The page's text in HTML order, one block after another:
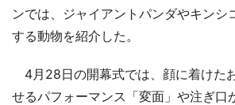
ンでは、ジャイアントパンダやキンシ
する動物を紹介した。
4月28日の開幕式では、顔に着けた
せるパフォーマンス「変面」や注ぎ口